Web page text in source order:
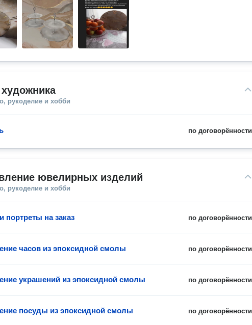
художника
рукоделие и хобби
по договорённости
ювелирных изделий
рукоделие и хобби
по договорённости
портреты на заказ
по договорённости
часов из эпоксидной смолы
по договорённости
украшений из эпоксидной смолы
по договорённости
посуды из эпоксидной смолы